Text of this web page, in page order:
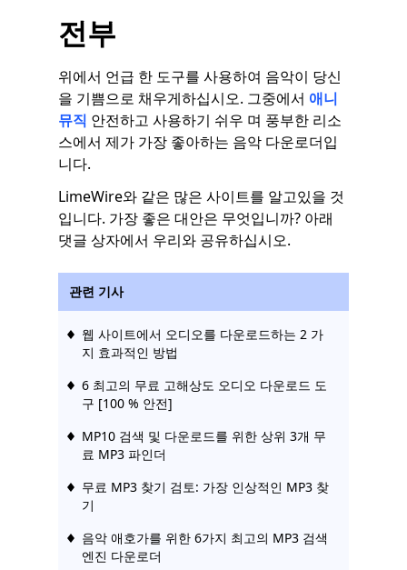
전부
위에서 언급 한 도구를 사용하여 음악이 당신
을 기쁨으로 채우게하십시오. 그중에서 애니
뮤직 안전하고 사용하기 쉬우 며 풍부한 리소
스에서 제가 가장 좋아하는 음악 다운로더입
니다.
LimeWire와 같은 많은 사이트를 알고있을 것
입니다. 가장 좋은 대안은 무엇입니까? 아래
댓글 상자에서 우리와 공유하십시오.
관련 기사
웹 사이트에서 오디오를 다운로드하는 2 가
지 효과적인 방법
6 최고의 무료 고해상도 오디오 다운로드 도
구 [100 % 안전]
MP10 검색 및 다운로드를 위한 상위 3개 무
료 MP3 파인더
무료 MP3 찾기 검토: 가장 인상적인 MP3 찾
기
음악 애호가를 위한 6가지 최고의 MP3 검색
엔진 다운로더